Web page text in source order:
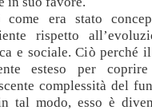
era stato
rispetto
e sociale. Ciò perché
esteso per
complessità del
tal modo, esso è